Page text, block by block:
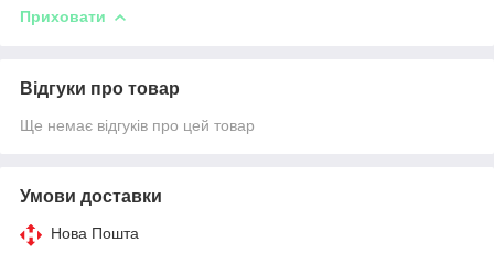
Приховати
Відгуки про товар
Ще немає відгуків про цей товар
Умови доставки
Нова Пошта